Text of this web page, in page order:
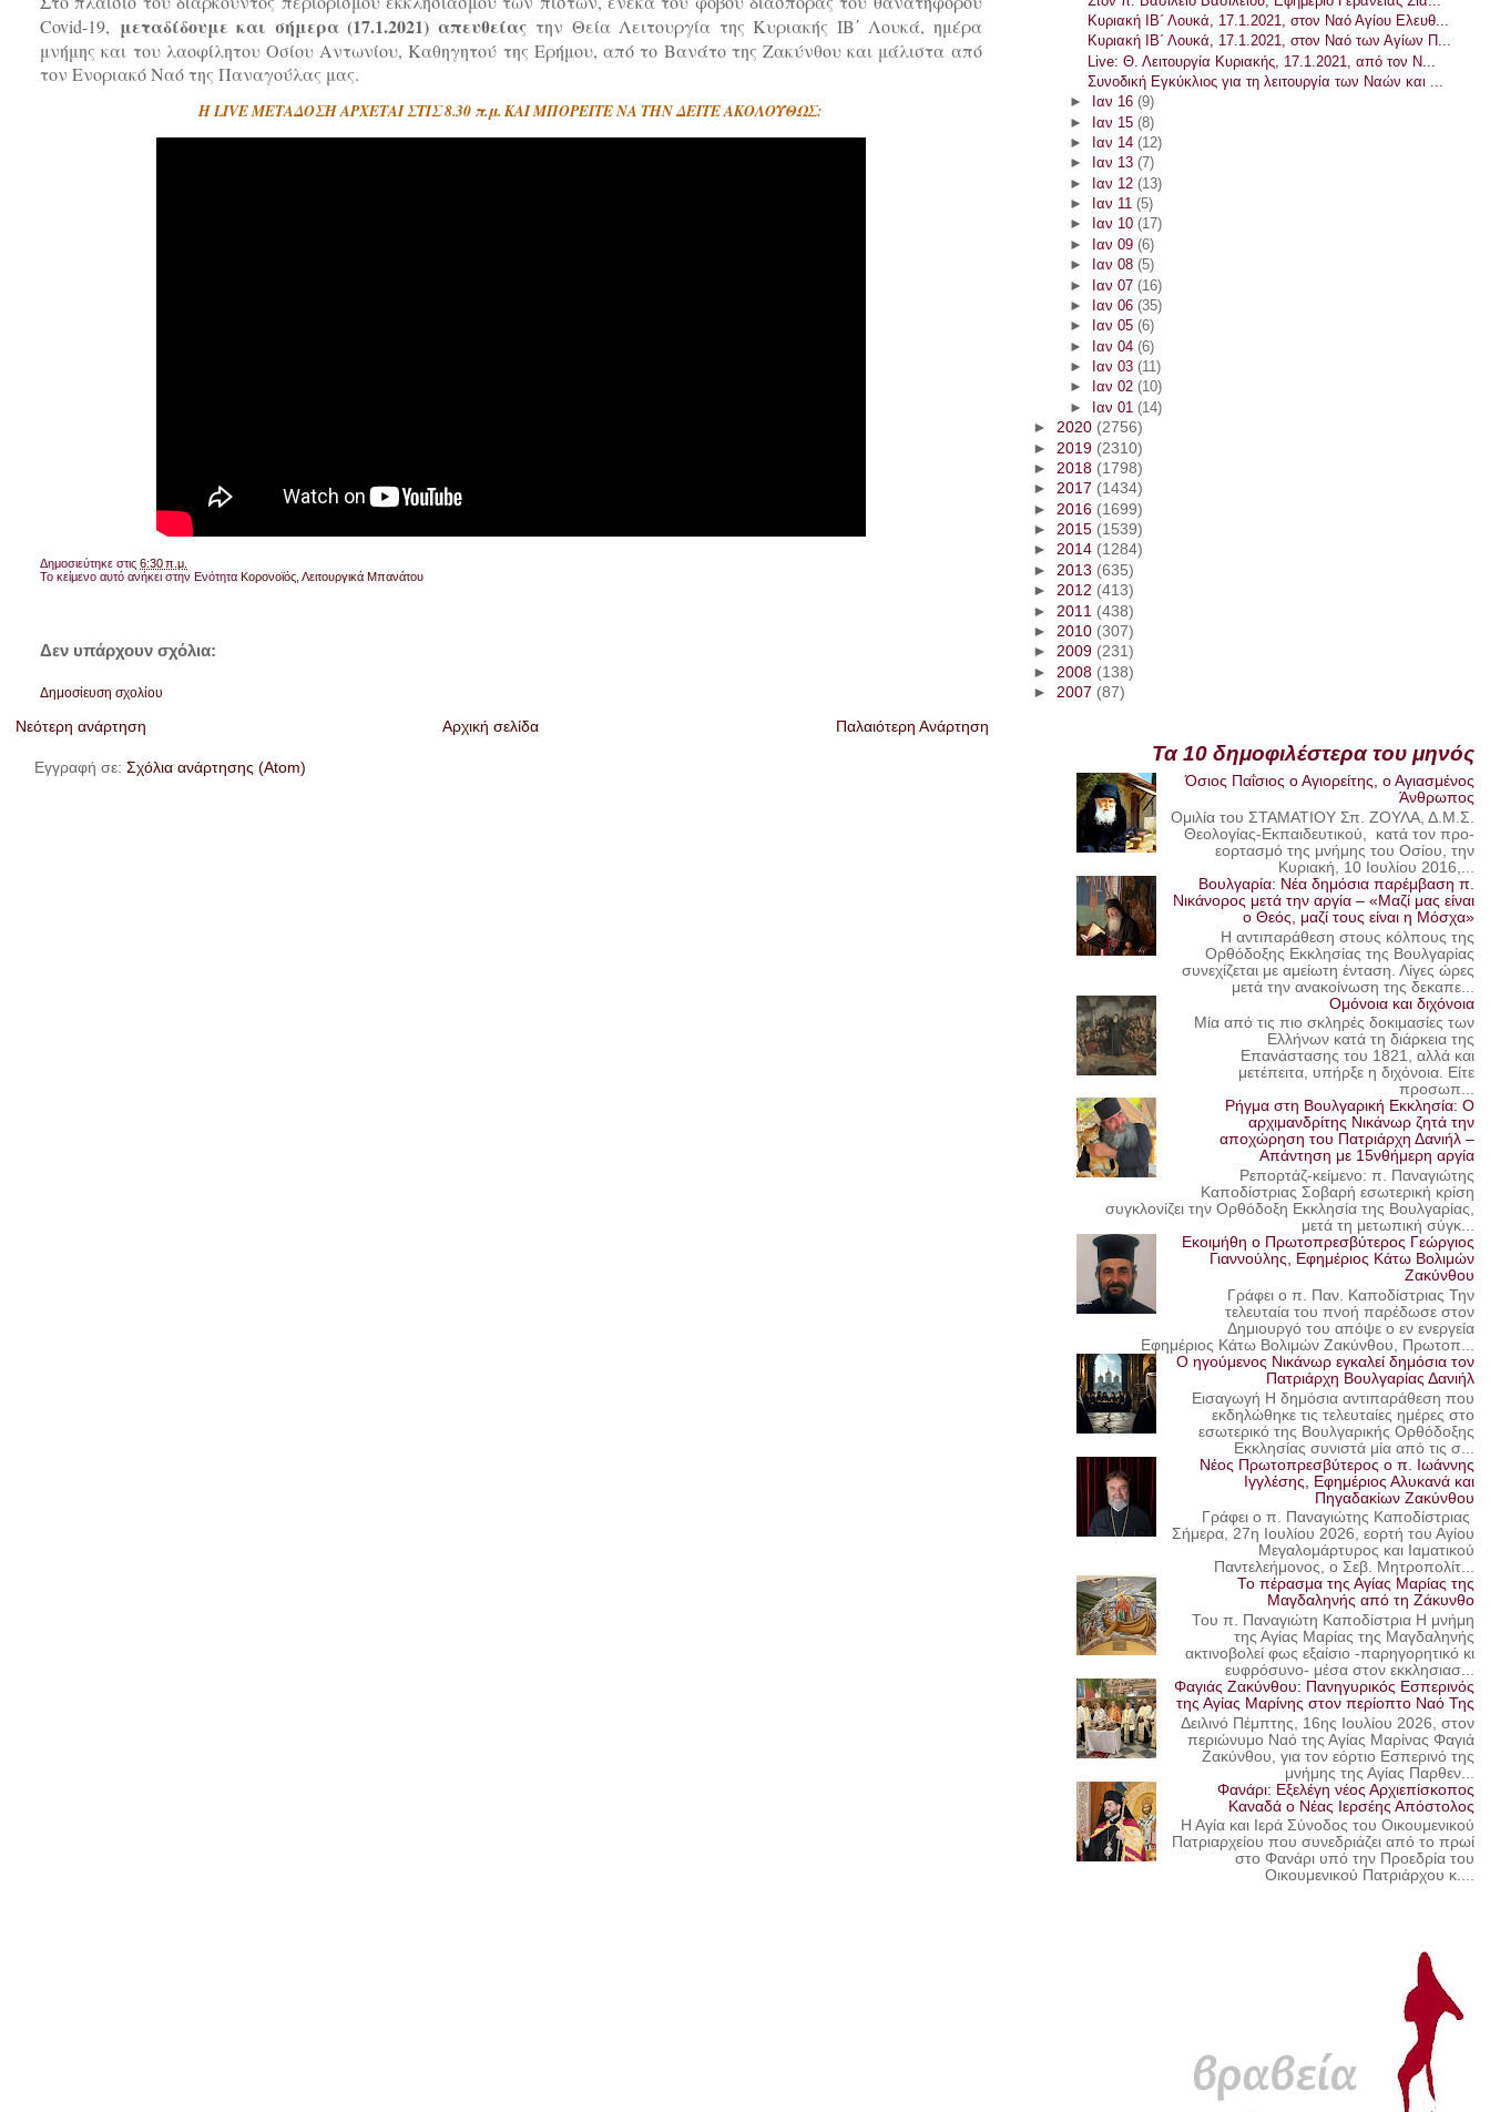
Covid-19, μεταδίδουμε και σήμερα (17.1.2021) απευθείας την Θεία Λειτουργία της Κυριακής ΙΒ΄ Λουκά, ημέρα
μνήμης και του λαοφίλητου Οσίου Αντωνίου, Καθηγητού της Ερήμου, από το Βανάτο της Ζακύνθου και μάλιστα από
τον Ενοριακό Ναό της Παναγούλας μας.
Η LIVE ΜΕΤΑΔΟΣΗ ΑΡΧΕΤΑΙ ΣΤΙΣ 8.30 π.μ. ΚΑΙ ΜΠΟΡΕΙΤΕ ΝΑ ΤΗΝ ΔΕΙΤΕ ΑΚΟΛΟΥΘΩΣ:
Δημοσιεύτηκε στις6:30 π.μ.
Το κείμενο αυτό ανήκει στην Ενότητα Κορονοϊός ,Λειτουργικά Μπανάτου
Δεν υπάρχουν σχόλια:
Δημοσίευση σχολίου
Νεότερη ανάρτηση Παλαιότερη Ανάρτηση
Αρχική σελίδα
Εγγραφή σε:Σχόλια ανάρτησης (Atom)
Κυριακή ΙΒ΄ Λουκά, 17.1.2021, στον Ναό Αγίου Ελευθ...
Κυριακή ΙΒ΄ Λουκά, 17.1.2021, στον Ναό των Αγίων Π...
Live: Θ. Λειτουργία Κυριακής, 17.1.2021, από τον Ν...
Συνοδική Εγκύκλιος για τη λειτουργία των Ναών και ...
►
Ιαν 16 (9)
► Ιαν 15 (8)
►
Ιαν 14 (12)
►
Ιαν 13 (7)
►
Ιαν 12 (13)
►
Ιαν 11 (5)
►
Ιαν 10 (17)
►
Ιαν 09 (6)
►
Ιαν 08 (5)
► Ιαν 07 (16)
►
Ιαν 06 (35)
►
Ιαν 05 (6)
► Ιαν 04 (6)
►
Ιαν 03 (11)
►
Ιαν 02 (10)
► Ιαν 01 (14)
►2020 (2756)
► 2019 (2310)
► 2018 (1798)
►2017 (1434)
► 2016 (1699)
►2015 (1539)
►2014 (1284)
► 2013 (635)
►2012 (413)
► 2011 (438)
►2010 (307)
►2009 (231)
► 2008 (138)
►2007 (87)
Τα 10 δημοφιλέστερα του μηνός
Όσιος Παΐσιος ο Αγιορείτης, ο Αγιασμένος
Άνθρωπος
Ομιλία του ΣΤΑΜΑΤΙΟΥ Σπ. ΖΟΥΛΑ, Δ.Μ.Σ.
Θεολογίας-Εκπαιδευτικού, κατά τον προ-
εορτασμό της μνήμης του Οσίου, την
Κυριακή, 10 Ιουλίου 2016,...
Βουλγαρία: Νέα δημόσια παρέμβαση π.
Νικάνορος μετά την αργία – «Μαζί μας είναι
ο Θεός, μαζί τους είναι η Μόσχα»
Η αντιπαράθεση στους κόλπους της
Ορθόδοξης Εκκλησίας της Βουλγαρίας
συνεχίζεται με αμείωτη ένταση. Λίγες ώρες
μετά την ανακοίνωση της δεκαπε...
Ομόνοια και διχόνοια
Μία από τις πιο σκληρές δοκιμασίες των
Ελλήνων κατά τη διάρκεια της
Επανάστασης του 1821, αλλά και
μετέπειτα, υπήρξε η διχόνοια. Είτε
προσωπ...
Ρήγμα στη Βουλγαρική Εκκλησία: Ο
αρχιμανδρίτης Νικάνωρ ζητά την
αποχώρηση του Πατριάρχη Δανιήλ –
Απάντηση με 15νθήμερη αργία
Ρεπορτάζ-κείμενο: π. Παναγιώτης
Καποδίστριας Σοβαρή εσωτερική κρίση
συγκλονίζει την Ορθόδοξη Εκκλησία της Βουλγαρίας,
μετά τη μετωπική σύγκ...
Εκοιμήθη ο Πρωτοπρεσβύτερος Γεώργιος
Γιαννούλης, Εφημέριος Κάτω Βολιμών
Ζακύνθου
Γράφει ο π. Παν. Καποδίστριας Την
τελευταία του πνοή παρέδωσε στον
Δημιουργό του απόψε ο εν ενεργεία
Εφημέριος Κάτω Βολιμών Ζακύνθου, Πρωτοπ...
Ο ηγούμενος Νικάνωρ εγκαλεί δημόσια τον
Πατριάρχη Βουλγαρίας Δανιήλ
Εισαγωγή Η δημόσια αντιπαράθεση που
εκδηλώθηκε τις τελευταίες ημέρες στο
εσωτερικό της Βουλγαρικής Ορθόδοξης
Εκκλησίας συνιστά μία από τις σ...
Νέος Πρωτοπρεσβύτερος ο π. Ιωάννης
Ιγγλέσης, Εφημέριος Αλυκανά και
Πηγαδακίων Ζακύνθου
Γράφει ο π. Παναγιώτης Καποδίστριας
Σήμερα, 27η Ιουλίου 2026, εορτή του Αγίου
Μεγαλομάρτυρος και Ιαματικού
Παντελεήμονος, ο Σεβ. Μητροπολίτ...
Το πέρασμα της Αγίας Μαρίας της
Μαγδαληνής από τη Ζάκυνθο
Του π. Παναγιώτη Καποδίστρια Η μνήμη
της Αγίας Μαρίας της Μαγδαληνής
ακτινοβολεί φως εξαίσιο -παρηγορητικό κι
ευφρόσυνο- μέσα στον εκκλησιασ...
Φαγιάς Ζακύνθου: Πανηγυρικός Εσπερινός
της Αγίας Μαρίνης στον περίοπτο Ναό Της
Δειλινό Πέμπτης, 16ης Ιουλίου 2026, στον
περιώνυμο Ναό της Αγίας Μαρίνας Φαγιά
Ζακύνθου, για τον εόρτιο Εσπερινό της
μνήμης της Αγίας Παρθεν...
Φανάρι: Εξελέγη νέος Αρχιεπίσκοπος
Καναδά ο Νέας Ιερσέης Απόστολος
Η Αγία και Ιερά Σύνοδος του Οικουμενικού
Πατριαρχείου που συνεδριάζει από το πρωί
στο Φανάρι υπό την Προεδρία του
Οικουμενικού Πατριάρχου κ....